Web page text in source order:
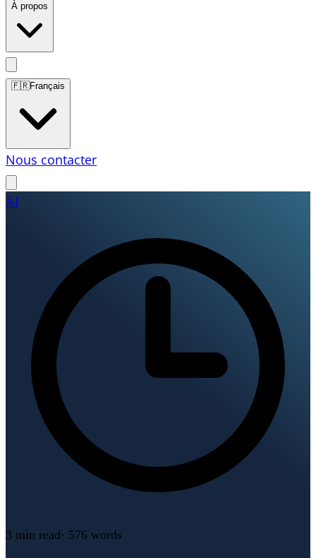
À propos
🇫🇷Français
Nous contacter
AI
3 min read· 576 words